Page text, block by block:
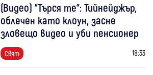
(Видео) "Търся те": Тийнейджър,
облечен като клоун, засне
зловещо видео и уби пенсионер
Свят 18:33